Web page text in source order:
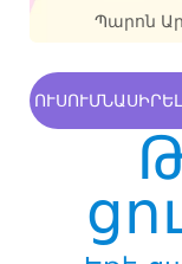
Պարոն
ՈՒՍՈՒՄՆԱՍԻՐԵԼ